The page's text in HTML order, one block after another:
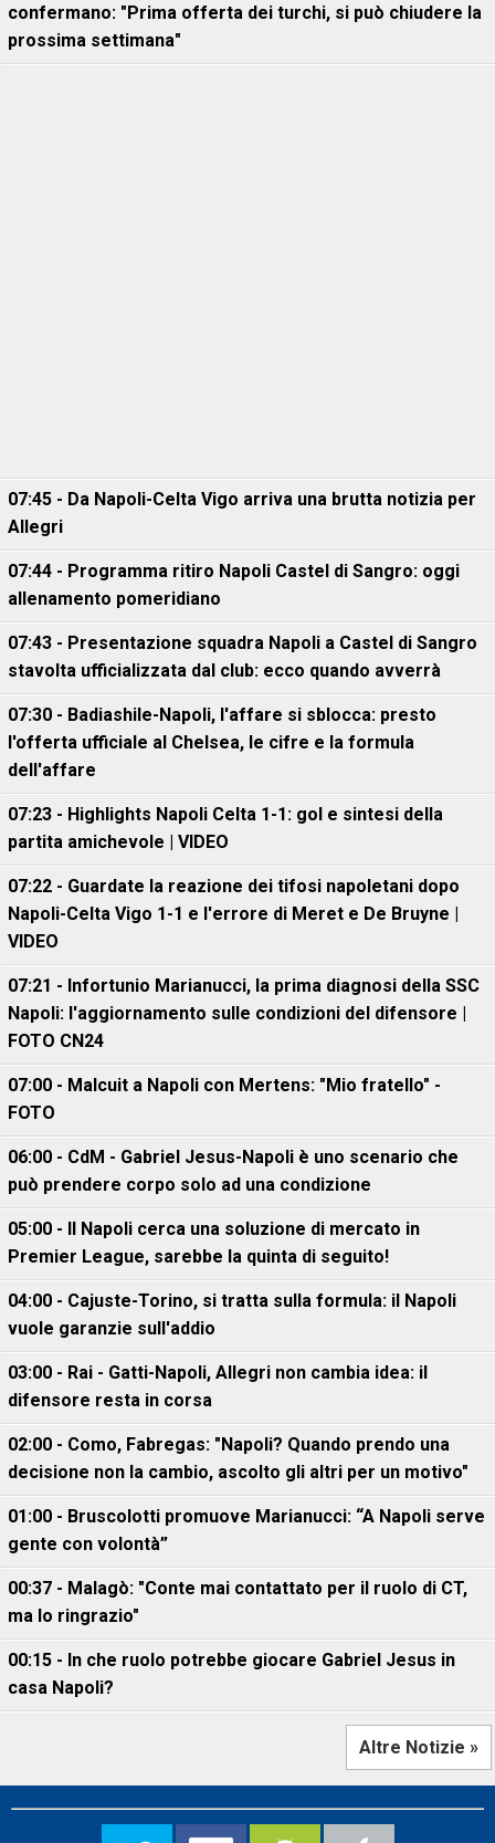
confermano: "Prima offerta dei turchi, si può chiudere la
prossima settimana"
07:45 - Da Napoli-Celta Vigo arriva una brutta notizia per
Allegri
07:44 - Programma ritiro Napoli Castel di Sangro: oggi
allenamento pomeridiano
07:43 - Presentazione squadra Napoli a Castel di Sangro
stavolta ufficializzata dal club: ecco quando avverrà
07:30 - Badiashile-Napoli, l'affare si sblocca: presto
l'offerta ufficiale al Chelsea, le cifre e la formula
dell'affare
07:23 - Highlights Napoli Celta 1-1: gol e sintesi della
partita amichevole | VIDEO
07:22 - Guardate la reazione dei tifosi napoletani dopo
Napoli-Celta Vigo 1-1 e l'errore di Meret e De Bruyne |
VIDEO
07:21 - Infortunio Marianucci, la prima diagnosi della SSC
Napoli: l'aggiornamento sulle condizioni del difensore |
FOTO CN24
07:00 - Malcuit a Napoli con Mertens: "Mio fratello" -
FOTO
06:00 - CdM - Gabriel Jesus-Napoli è uno scenario che
può prendere corpo solo ad una condizione
05:00 - Il Napoli cerca una soluzione di mercato in
Premier League, sarebbe la quinta di seguito!
04:00 - Cajuste-Torino, si tratta sulla formula: il Napoli
vuole garanzie sull'addio
03:00 - Rai - Gatti-Napoli, Allegri non cambia idea: il
difensore resta in corsa
02:00 - Como, Fabregas: "Napoli? Quando prendo una
decisione non la cambio, ascolto gli altri per un motivo"
01:00 - Bruscolotti promuove Marianucci: “A Napoli serve
gente con volontà”
00:37 - Malagò: "Conte mai contattato per il ruolo di CT,
ma lo ringrazio"
00:15 - In che ruolo potrebbe giocare Gabriel Jesus in
casa Napoli?
Altre Notizie »